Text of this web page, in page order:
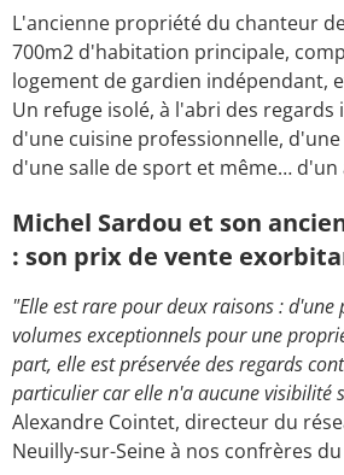
L'ancienne propriété du chanteur
700m2 d'habitation principale,
logement de gardien indépendant,
Un refuge isolé, à l'abri des
d'une cuisine professionnelle,
d'une salle de sport et même… d'un
Michel Sardou et son
: son prix de vente
"Elle est rare pour deux raisons : d'une
volumes exceptionnels pour une
part, elle est préservée des regards
particulier car elle n'a aucune visibilité
Alexandre Cointet, directeur du
Neuilly-sur-Seine à nos confrères du